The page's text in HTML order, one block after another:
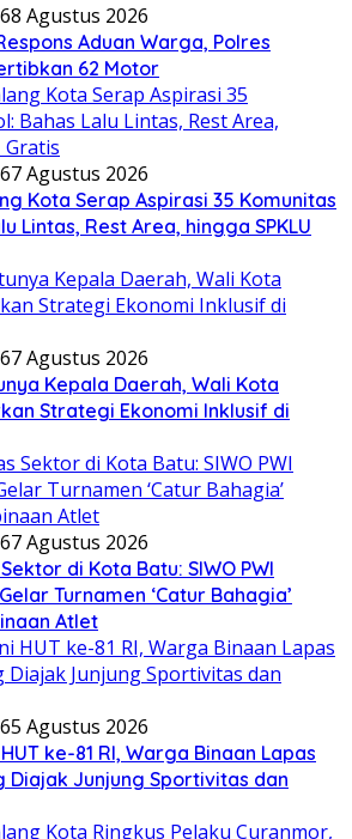
8 Agustus 2026
Aduan Warga, Polres
62 Motor
7 Agustus 2026
Kota Serap Aspirasi 35 Komunitas
Lintas, Rest Area, hingga SPKLU
7 Agustus 2026
Kepala Daerah, Wali Kota
Strategi Ekonomi Inklusif di
7 Agustus 2026
di Kota Batu: SIWO PWI
Turnamen ‘Catur Bahagia’
Atlet
5 Agustus 2026
ke-81 RI, Warga Binaan Lapas
Diajak Junjung Sportivitas dan